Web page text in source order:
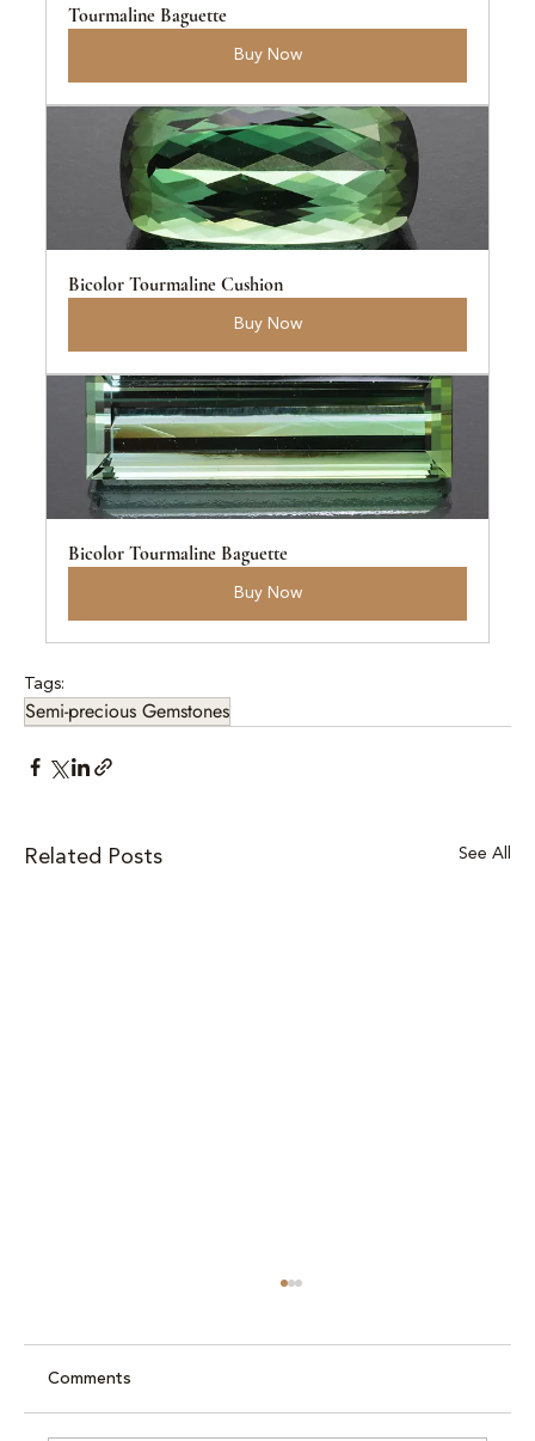
Tourmaline Baguette
Buy Now
Bicolor Tourmaline Cushion
Buy Now
Bicolor Tourmaline Baguette
Buy Now
Tags:
Semi-precious Gemstones
Related Posts See All
Comments